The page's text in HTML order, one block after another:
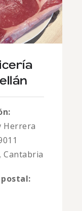
Herrera
Cantabria